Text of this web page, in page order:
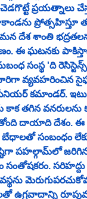
ప్రయత్నాలు
ప్రోత్సహిస్తూ
మన దేశ శాంతి
ఈ ఘటనకు
సంస్థ 'ది
కమాండర్.
తగిన వనరులను
దాయాది దేశం. ఈ
బేధాలతో సంబంధం
పిరికి ఉగ్రవాద దాడిని
సంతోషకరం.